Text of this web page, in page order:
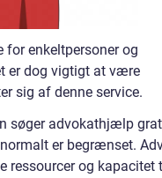
enkeltpersoner og
er dog vigtigt at være
sig af denne service.
søger advokathjælp
er begrænset.
ressourcer og kapacitet